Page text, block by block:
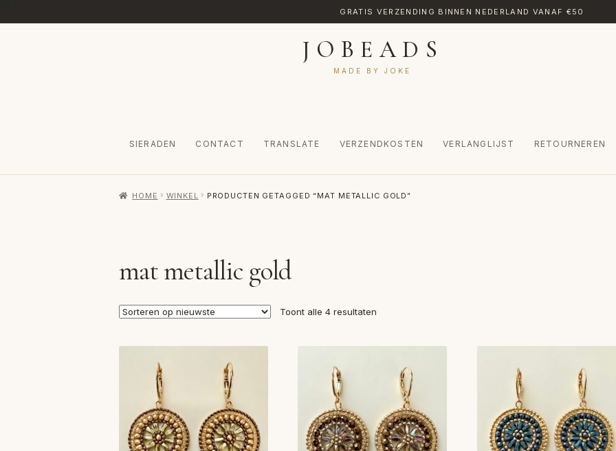
GRATIS VERZENDING BINNEN NEDERLAND VANAF €50
JOBEADS
MADE BY JOKE
SIERADEN CONTACT TRANSLATE VERZENDKOSTEN VERLANGLIJST RETOURNEREN
HOMEAFREKENEN CATEGORIES CONTACT MIJN ACCOUNT RETOURNEREN TRANSLATE VERLANGLIJST
HOME WINKEL PRODUCTEN GETAGGED “MAT METALLIC GOLD”
mat metallic gold
Toont alle 4 resultaten